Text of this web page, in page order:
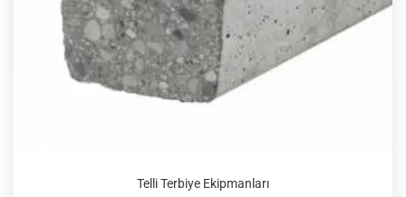
Telli Terbiye Ekipmanları